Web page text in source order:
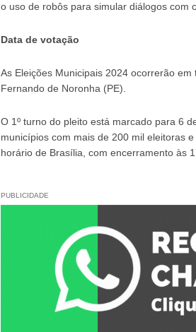
o uso de robôs para simular diálogos com
Data de votação
As Eleições Municipais 2024 ocorrerão
Fernando de Noronha (PE).
O 1º turno do pleito está marcado para 6
municípios com mais de 200 mil eleitoras
horário de Brasília, com encerramento às
PUBLICIDADE